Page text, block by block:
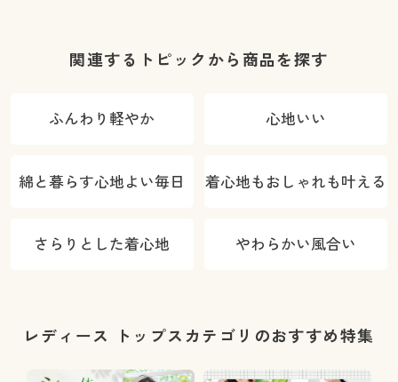
関連するトピックから商品を探す
ふんわり軽やか 心地いい
綿と暮らす心地よい毎日 着心地もおしゃれも叶える
さらりとした着心地 やわらかい風合い
レディース トップスカテゴリのおすすめ特集